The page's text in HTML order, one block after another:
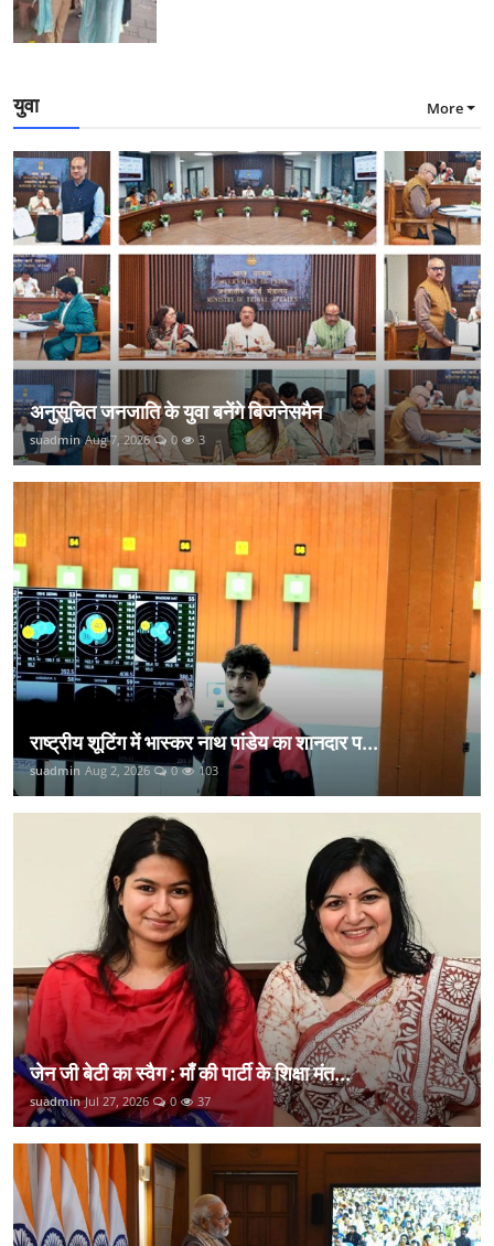
युवा More
अनुसूचित जनजाति के युवा बनेंगे बिजनेसमैन
suadmin Aug 7, 2026 0 3
राष्ट्रीय शूटिंग में भास्कर नाथ पांडेय का शानदार प...
suadmin Aug 2, 2026 0 103
जेन जी बेटी का स्वैग : माँ की पार्टी के शिक्षा मंत...
suadmin Jul 27, 2026 0 37